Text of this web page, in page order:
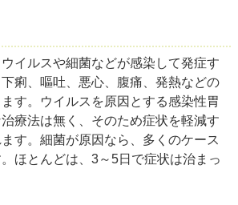
イルスや細菌などが感染して発症す
痢、嘔吐、悪心、腹痛、発熱などの
す。ウイルスを原因とする感染性胃
療法は無く、そのため症状を軽減す
す。細菌が原因なら、多くのケース
ほとんどは、3～5日で症状は治まっ